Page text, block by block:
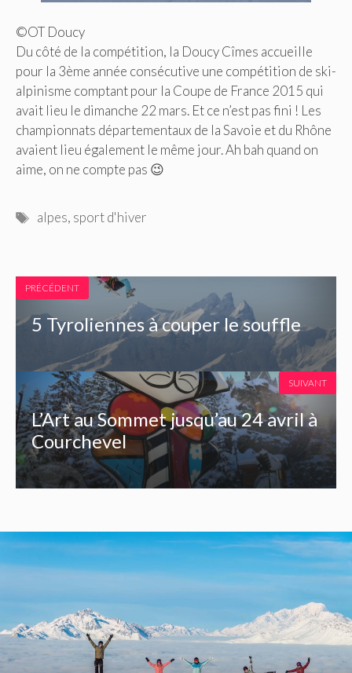
©OT Doucy
Du côté de la compétition, la Doucy Cîmes accueille
pour la 3ème année consécutive une compétition de ski-
alpinisme comptant pour la Coupe de France 2015 qui
avait lieu le dimanche 22 mars. Et ce n’est pas fini ! Les
championnats départementaux de la Savoie et du Rhône
avaient lieu également le même jour. Ah bah quand on
aime, on ne compte pas 😉
Étiquettes
alpes, sport d'hiver
PRÉCÉDENT
5 Tyroliennes à couper le souffle
L’Art au Sommet jusqu’au 24 avril à
Courchevel
SUIVANT